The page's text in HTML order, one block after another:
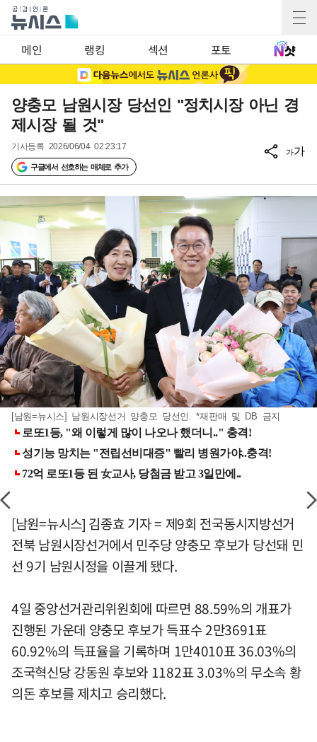
메인 랭킹 섹션 포토
양충모 남원시장 당선인 "정치시장 아닌 경
제시장 될 것"
기사등록 2026/06/04 02:23:17
구글에서 선호하는 매체로 추가
가가
[남원=뉴시스] 남원시장선거 양충모 당선인. *재판매 및 DB 금지
[남원=뉴시스] 김종효 기자 = 제9회 전국동시지방선거
전북 남원시장선거에서 민주당 양충모 후보가 당선돼 민
선 9기 남원시정을 이끌게 됐다.
4일 중앙선거관리위원회에 따르면 88.59%의 개표가
진행된 가운데 양충모 후보가 득표수 2만3691표
60.92%의 득표율을 기록하며 1만4010표 36.03%의
조국혁신당 강동원 후보와 1182표 3.03%의 무소속 황
의돈 후보를 제치고 승리했다.